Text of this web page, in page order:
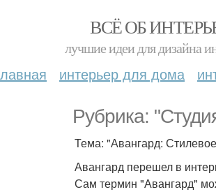
ВСЁ ОБ
лучшие идеи для дизайна
интерьер для дома
Рубрика:
Тема: "Авангард:
Авангард перешел в
Сам термин "Авангард"